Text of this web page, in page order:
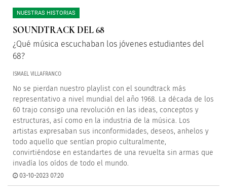
NUESTRAS HISTORIAS
SOUNDTRACK DEL 68
¿Qué música escuchaban los jóvenes estudiantes del
68?
ISMAEL VILLAFRANCO
No se pierdan nuestro playlist con el soundtrack más
representativo a nivel mundial del año 1968. La década de los
60 trajo consigo una revolución en las ideas, conceptos y
estructuras, así como en la industria de la música. Los
artistas expresaban sus inconformidades, deseos, anhelos y
todo aquello que sentían propio culturalmente,
convirtiéndose en estandartes de una revuelta sin armas que
invadía los oídos de todo el mundo.
03-10-2023 07:20